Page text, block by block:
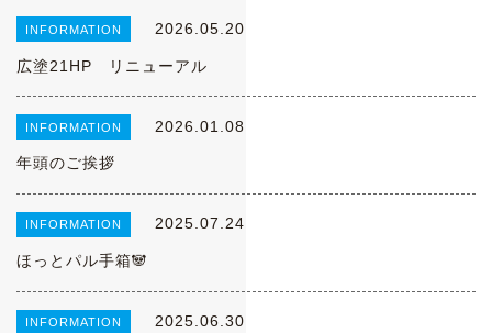
INFORMATION 2026.05.20
広塗21HP リニューアル
INFORMATION 2026.01.08
年頭のご挨拶
INFORMATION 2025.07.24
ほっとパル手箱🐼
INFORMATION 2025.06.30